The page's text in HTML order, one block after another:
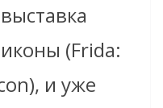
(Frida:
и уже